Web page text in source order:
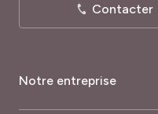
Notre entreprise
Contacter